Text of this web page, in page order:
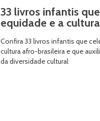
33 livros infantis
equidade e a
Confira 33 livros infantis que
cultura afro-brasileira e que
da diversidade cultural